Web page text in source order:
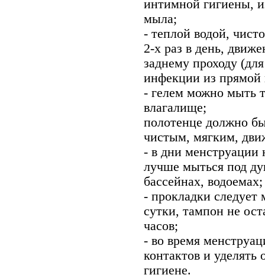
интимной гигиены,
мыла;
- теплой водой,
2-х раз в день,
заднему проходу
инфекции из
- гелем можно мыть
влагалище;
полотенце должно
чистым, мягким,
- в дни менструации
лучше мыться под
бассейнах, водоемах;
- прокладки следует
сутки, тампон не
часов;
- во время
контактов и
гигиене.